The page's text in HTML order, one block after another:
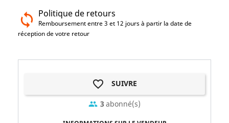
Politique de retours
Remboursement entre 3 et 12 jours à partir la date de
réception de votre retour
favorite_border SUIVRE
group 3 abonné(s)